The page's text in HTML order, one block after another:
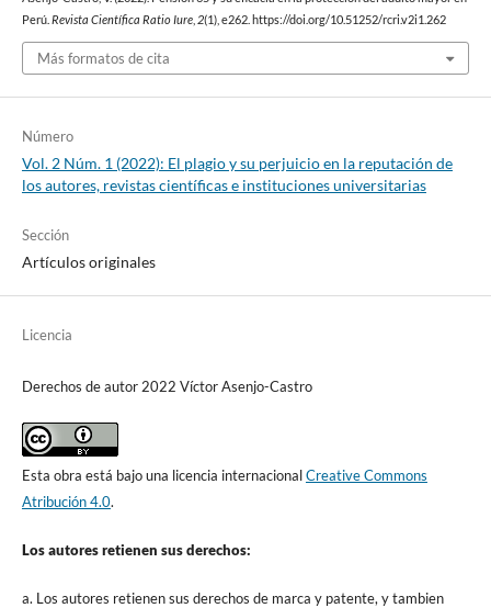
Perú. Revista Científica Ratio Iure, 2(1), e262. https://doi.org/10.51252/rcri.v2i1.262
Más formatos de cita
Número
Vol. 2 Núm. 1 (2022): El plagio y su perjuicio en la reputación de
los autores, revistas científicas e instituciones universitarias
Sección
Artículos originales
Licencia
Derechos de autor 2022 Víctor Asenjo-Castro
Esta obra está bajo una licencia internacionalCreative Commons
Atribución 4.0.
Los autores retienen sus derechos:
a. Los autores retienen sus derechos de marca y patente, y tambien